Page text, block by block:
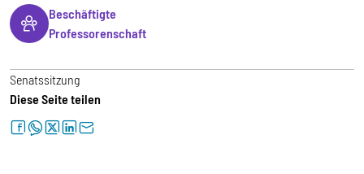
Beschäftigte
Professorenschaft
Senatssitzung
Diese Seite teilen
facebookwhatsapptwitterlinkedinletter